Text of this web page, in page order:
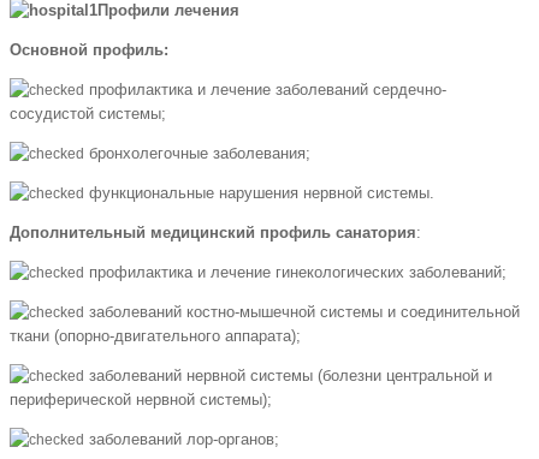
Профили лечения
Основной профиль:
профилактика и лечение заболеваний сердечно-
сосудистой системы;
бронхолегочные заболевания;
функциональные нарушения нервной системы.
Дополнительный медицинский профиль санатория:
профилактика и лечение гинекологических заболеваний;
заболеваний костно-мышечной системы и соединительной
ткани (опорно-двигательного аппарата);
заболеваний нервной системы (болезни центральной и
периферической нервной системы);
заболеваний лор-органов;